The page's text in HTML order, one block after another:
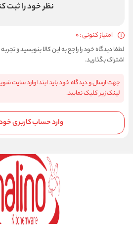
نظر خود را ثبت
امتیاز کنونی : 0
لطفا دیدگاه خود را راجع به این کالا بنویسید و تجربه
اشتراک بگذارید.
جهت ارسال و دیدگاه خود باید ابتدا وارد سایت
لینک زیر کلیک نمایید.
وارد حساب کاربری